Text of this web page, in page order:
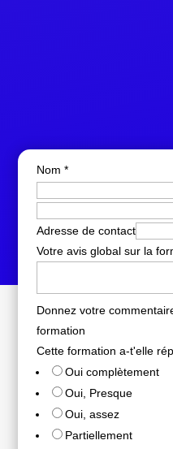
Nom *
Adresse de contact
Votre avis global sur la
Donnez votre
formation
Cette formation a-t'elle
Oui complètement
Oui, Presque
Oui, assez
Partiellement